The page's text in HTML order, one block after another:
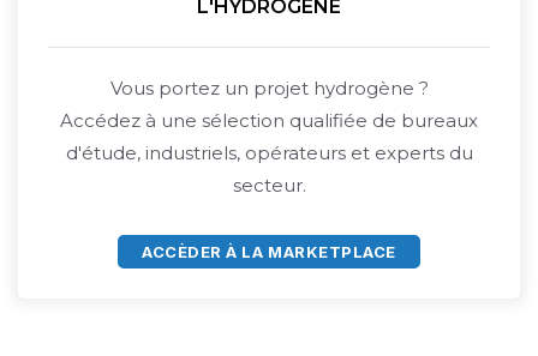
L'HYDROGÈNE
Vous portez un projet hydrogène ?
Accédez à une sélection qualifiée de bureaux
d'étude, industriels, opérateurs et experts du
secteur.
ACCÈDER À LA MARKETPLACE